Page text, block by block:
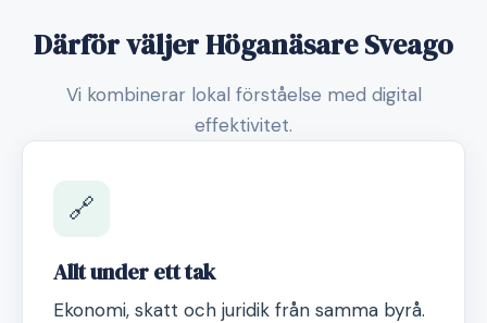
Därför väljer Höganäsare Sveago
Vi kombinerar lokal förståelse med digital
effektivitet.
🔗
Allt under ett tak
Ekonomi, skatt och juridik från samma byrå.